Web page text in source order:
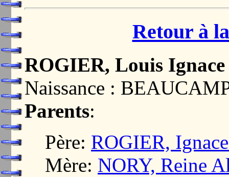
Retour à
ROGIER, Louis Ignace
Naissance :
Parents:
Père: ROGIER,
Mère: NORY, Reine